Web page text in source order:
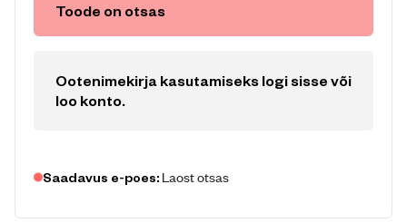
Toode on otsas
Ootenimekirja kasutamiseks logi sisse või
loo konto.
Saadavus e-poes: Laost otsas